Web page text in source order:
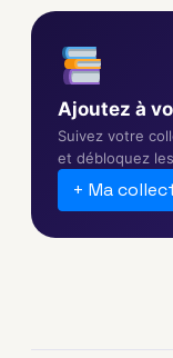
Ajoutez à
Suivez votre
et débloquez
+ Ma